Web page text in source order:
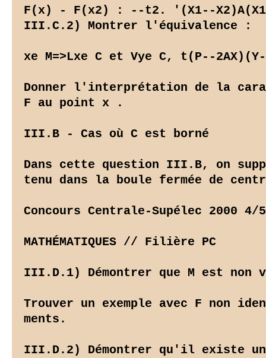
F(x) - F(x2) : --t2. '(X1--
III.C.2) Montrer l'équivalence :
xe M=>Lxe C et Vye C, t(P--
Donner l'interprétation de la
F au point x .
III.B - Cas où C est borné
Dans cette question III.B, on
tenu dans la boule fermée de
Concours Centrale-Supélec 2000 4/5
MATHÉMATIQUES // Filière PC
III.D.1) Démontrer que M est non
Trouver un exemple avec F non
ments.
III.D.2) Démontrer qu'il existe